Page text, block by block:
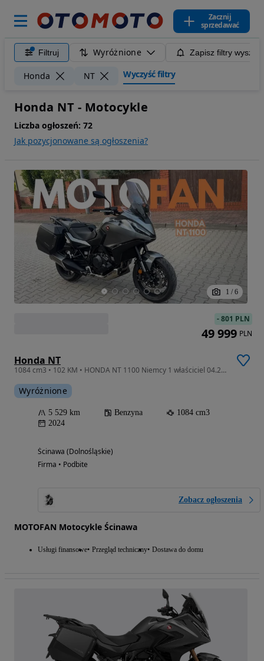
Zacznij
sprzedawać
Filtruj Wyróżnione Zapisz filtry
Honda NT Wyczyść filtry
Honda NT - Motocykle
Liczba ogłoszeń: 72
Jak pozycjonowane są ogłoszenia?
1 / 6
Honda NT
1084 cm3 • 102 KM • HONDA NT 1100 Niemcy 1 właściciel 04.2025R 5.5 tkm Okazja Kufry Kości
Wyróżnione
5 529 km Benzyna
1084 cm3
2024
Ścinawa (Dolnośląskie)
Firma • Podbite
Zobacz ogłoszenia
MOTOFAN Motocykle Ścinawa
Usługi finansowe Przegląd techniczny Dostawa do domu
-801 PLN
49 999 PLN